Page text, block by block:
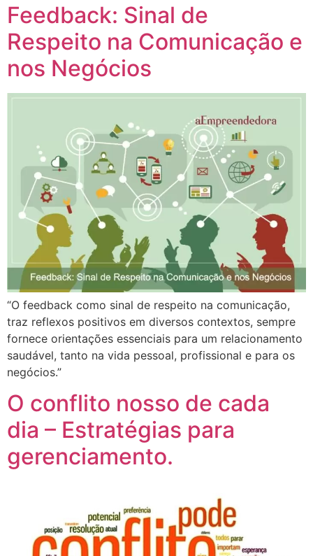
Feedback: Sinal de
Respeito na Comunicação e
nos Negócios
“O feedback como sinal de respeito na comunicação,
traz reflexos positivos em diversos contextos, sempre
fornece orientações essenciais para um relacionamento
saudável, tanto na vida pessoal, profissional e para os
negócios.”
O conflito nosso de cada
dia – Estratégias para
gerenciamento.